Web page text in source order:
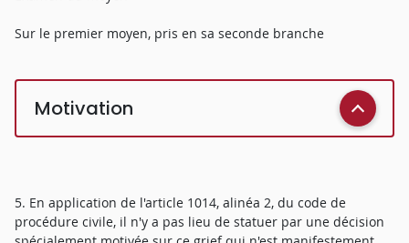
Sur le premier moyen, pris en sa seconde branche
Motivation
5. En application de l'article 1014, alinéa 2, du code de
procédure civile, il n'y a pas lieu de statuer par une décision